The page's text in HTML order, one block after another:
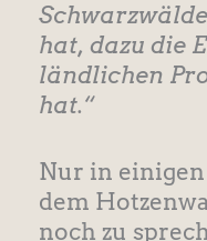
hat, dazu die
ländlichen
hat.“
Nur in einigen
dem
noch zu